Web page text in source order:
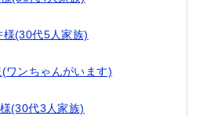
(30代5人家族)
ンちゃんがいます)
(30代3人家族)